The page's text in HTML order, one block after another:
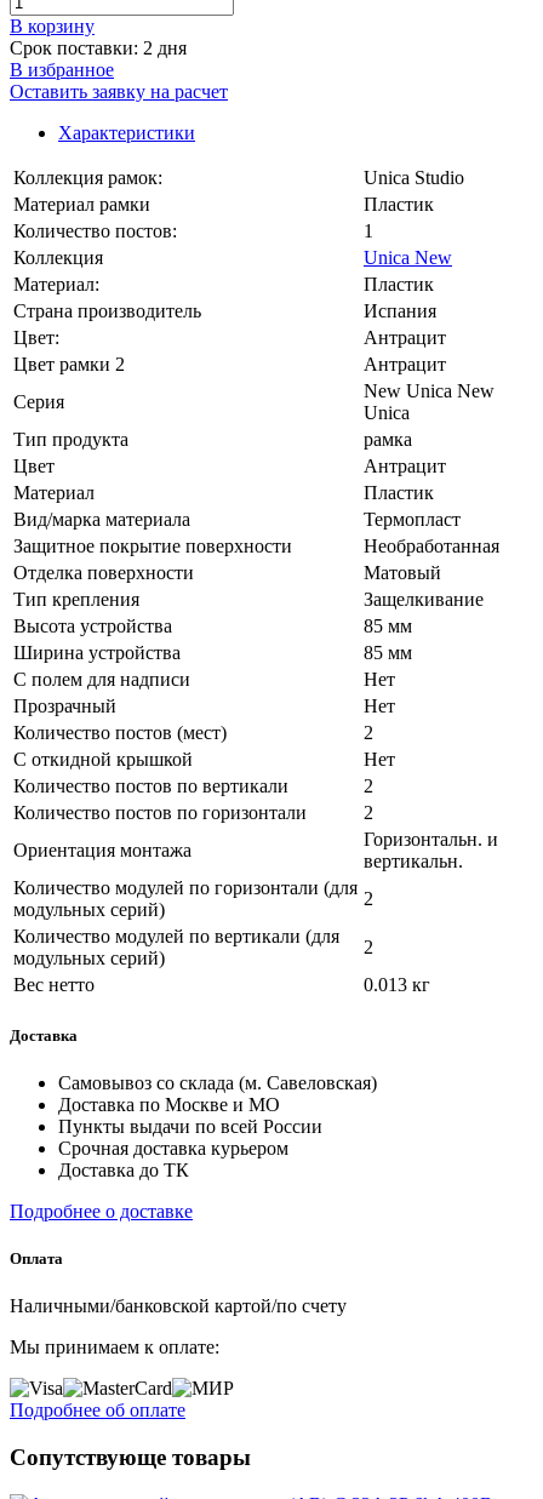
В корзинy
Срок поставки: 2 дня
В избранное
Оставить заявку на расчет
Характеристики
Коллекция рамок:
Unica Studio
Материал рамки
Пластик
Количество постов:
1
Коллекция
Unica New
Материал:
Пластик
Страна производитель
Испания
Цвет:
Антрацит
Цвет рамки 2
Антрацит
Серия
New Unica New
Unica
Тип продукта
рамка
Цвет
Антрацит
Материал
Пластик
Вид/марка материала
Термопласт
Защитное покрытие поверхности
Необработанная
Отделка поверхности
Матовый
Тип крепления
Защелкивание
Высота устройства
85 мм
Ширина устройства
85 мм
С полем для надписи
Нет
Прозрачный
Нет
Количество постов (мест)
2
С откидной крышкой
Нет
Количество постов по вертикали
2
Количество постов по горизонтали
2
Ориентация монтажа
Горизонтальн. и
вертикальн.
Количество модулей по горизонтали (для
модульных серий)
2
Количество модулей по вертикали (для
модульных серий)
2
Вес нетто
0.013 кг
Доставка
Самовывоз со склада (м. Савеловская)
Доставка по Москве и МО
Пункты выдачи по всей России
Срочная доставка курьером
Доставка до ТК
Подробнее о доставке
Оплата
Наличными/банковской картой/по счету
Мы принимаем к оплате:
Подробнее об оплате
Сопутствующе товары